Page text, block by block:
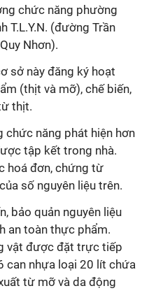
chức năng phường
T.L.Y.N. (đường Trần
Nhơn).
sở này đăng ký hoạt
(thịt và mỡ), chế biến,
thịt.
năng phát hiện hơn
tập kết trong nhà.
hoá đơn, chứng từ
số nguyên liệu trên.
bảo quản nguyên liệu
an toàn thực phẩm.
vật được đặt trực tiếp
can nhựa loại 20 lít chứa
từ mỡ và da động